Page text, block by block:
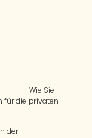
Wie Sie
für die privaten
der